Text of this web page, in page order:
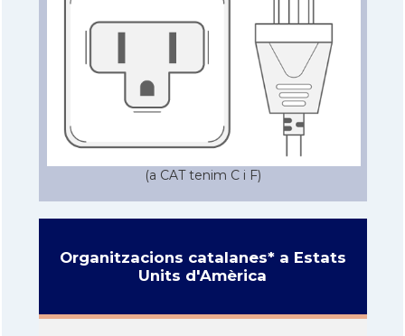
(a CAT tenim C i F)
Organitzacions catalanes* a Estats
Units d'Amèrica